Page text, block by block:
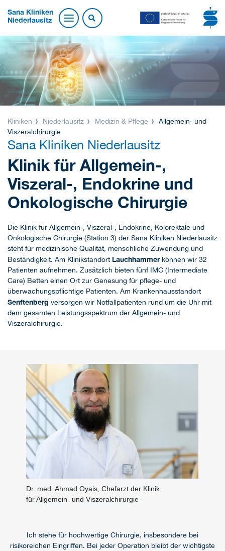
Sana Kliniken
Niederlausitz
Kliniken Niederlausitz Medizin & Pflege
Allgemein- und
Viszeralchirurgie
Sana Kliniken Niederlausitz
Klinik für Allgemein-,
Viszeral-, Endokrine und
Onkologische Chirurgie
Die Klinik für Allgemein-, Viszeral-, Endokrine, Kolorektale und
Onkologische Chirurgie (Station 3) der Sana Kliniken Niederlausitz
steht für medizinische Qualität, menschliche Zuwendung und
Beständigkeit. Am Klinikstandort Lauchhammerkönnen wir 32
Patienten aufnehmen. Zusätzlich bieten fünf IMC (Intermediate
Care) Betten einen Ort zur Genesung für pflege- und
überwachungspflichtige Patienten. Am Krankenhausstandort
Senftenberg versorgen wir Notfallpatienten rund um die Uhr mit
dem gesamten Leistungsspektrum der Allgemein- und
Viszeralchirurgie.
Ich stehe für hochwertige Chirurgie, insbesondere bei
risikoreichen Eingriffen. Bei jeder Operation bleibt der wichtigste
Dr. med. Ahmad Oyais, Chefarzt der Klinik
für Allgemein- und Viszeralchirurgie